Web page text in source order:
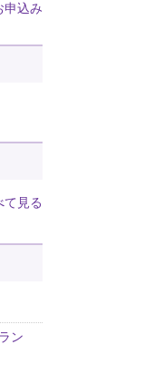
申込み
て見る
ン